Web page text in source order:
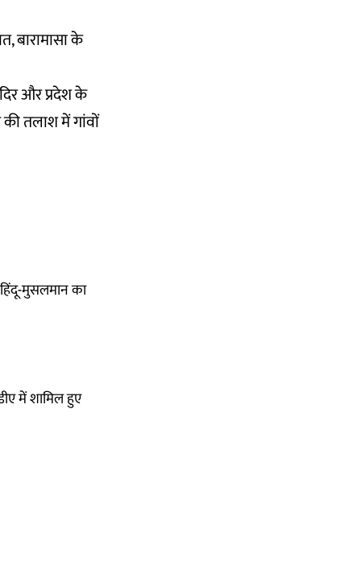
बारामासा के
और प्रदेश के
तलाश में गांवों
मुसलमान का
में शामिल हुए